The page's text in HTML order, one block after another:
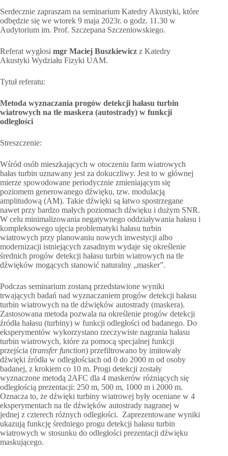
Serdecznie zapraszam na seminarium Katedry Akustyki, które
odbędzie się we wtorek 9 maja 2023r. o godz. 11.30 w
Audytorium im. Prof. Szczepana Szczeniowskiego.
Referat wygłosi mgr Maciej Buszkiewicz z Katedry
Akustyki Wydziału Fizyki UAM.
Tytuł referatu:
Metoda wyznaczania progów detekcji hałasu turbin
wiatrowych na tle maskera (autostrady) w funkcji
odległości
Streszczenie:
Wśród osób mieszkających w otoczeniu farm wiatrowych
hałas turbin uznawany jest za dokuczliwy. Jest to w głównej
mierze spowodowane periodycznie zmieniającym się
poziomem generowanego dźwięku, tzw. modulacją
amplitudową (AM). Takie dźwięki są łatwo spostrzegane
nawet przy bardzo małych poziomach dźwięku i dużym SNR.
W celu minimalizowania negatywnego oddziaływania hałasu i
kompleksowego ujęcia problematyki hałasu turbin
wiatrowych przy planowaniu nowych inwestycji albo
modernizacji istniejących zasadnym wydaje się określenie
średnich progów detekcji hałasu turbin wiatrowych na tle
dźwięków mogących stanowić naturalny „masker”.
Podczas seminarium zostaną przedstawione wyniki
trwających badań nad wyznaczaniem progów detekcji hałasu
turbin wiatrowych na tle dźwięków autostrady (maskera).
Zastosowana metoda pozwala na określenie progów detekcji
źródła hałasu (turbiny) w funkcji odległości od badanego. Do
eksperymentów wykorzystano rzeczywiste nagrania hałasu
turbin wiatrowych, które za pomocą specjalnej funkcji
przejścia (transfer function) przefiltrowano by imitowały
dźwięki źródła w odległościach od 0 do 2000 m od osoby
badanej, z krokiem co 10 m. Progi detekcji zostały
wyznaczone metodą 2AFC dla 4 maskerów różniących się
odległością prezentacji: 250 m, 500 m, 1000 m i 2000 m.
Oznacza to, że dźwięki turbiny wiatrowej były oceniane w 4
eksperymentach na tle dźwięków autostrady nagranej w
jednej z czterech różnych odległości. Zaprezentowane wyniki
ukazują funkcję średniego progu detekcji hałasu turbin
wiatrowych w stosunku do odległości prezentacji dźwięku
maskującego.